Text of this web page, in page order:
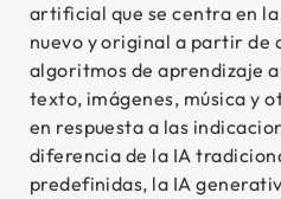
artificial que se centra en
nuevo y original a partir de
algoritmos de aprendizaje
texto, imágenes, música y
en respuesta a las
diferencia de la IA
predefinidas, la IA